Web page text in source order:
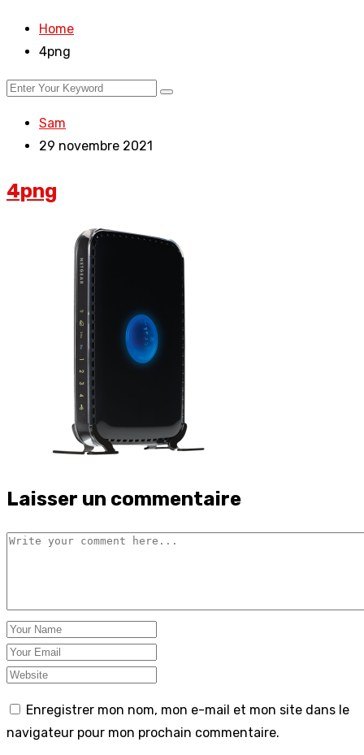
Home
4png
Sam
29 novembre 2021
4png
Laisser un commentaire
Enregistrer mon nom, mon e-mail et mon site dans le
navigateur pour mon prochain commentaire.